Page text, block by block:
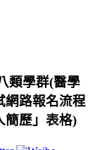
類學群(醫學
網路報名流程
簡歷」表格)